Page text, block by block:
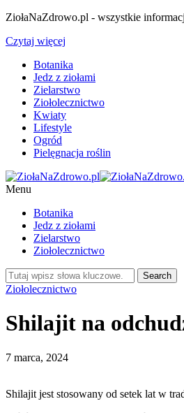
ZiołaNaZdrowo.pl - wszystkie
Czytaj więcej
Botanika
Jedz z ziołami
Zielarstwo
Ziołolecznictwo
Kwiaty
Lifestyle
Ogród
Pielęgnacja roślin
Menu
Botanika
Jedz z ziołami
Zielarstwo
Ziołolecznictwo
Ziołolecznictwo
Shilajit na
7 marca, 2024
Shilajit jest stosowany od setek lat w